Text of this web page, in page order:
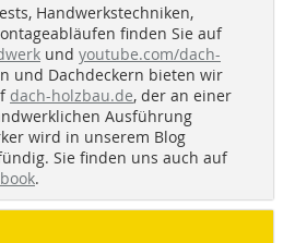
Handwerkstechniken,
finden Sie auf
und youtube.com/dach-
und Dachdeckern bieten wir
dach-holzbau.de, der an einer
Ausführung
wird in unserem Blog
Sie finden uns auch auf
.